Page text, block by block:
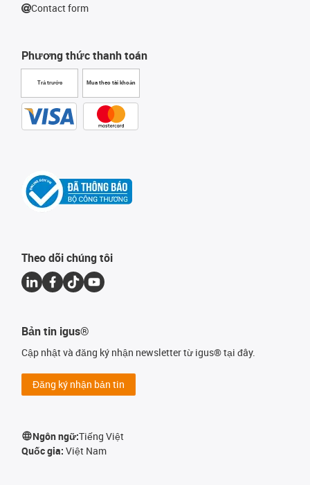
Phương thức thanh toán
Trả trước Mua theo tài khoản
Contact form
Theo dõi chúng tôi
Bản tin igus®
Cập nhật và đăng ký nhận newsletter từ igus® tại đây.
Đăng ký nhận bản tin
Ngôn ngữ:Tiếng Việt
Quốc gia: Việt Nam